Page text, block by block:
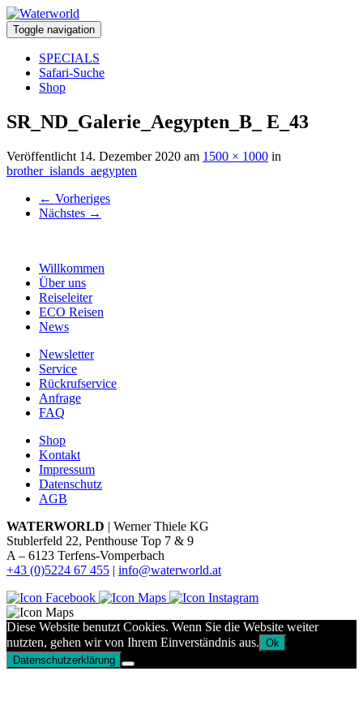
Toggle navigation
SPECIALS
Safari-Suche
Shop
SR_ND_Galerie_Aegypten_B_ E_43
Veröffentlicht 14. Dezember 2020 am 1500 × 1000 in
brother_islands_aegypten
← Vorheriges
Nächstes →
Willkommen
Über uns
Reiseleiter
ECO Reisen
News
Newsletter
Service
Rückrufservice
Anfrage
FAQ
Shop
Kontakt
Impressum
Datenschutz
AGB
WATERWORLD | Werner Thiele KG
Stublerfeld 22, Penthouse Top 7 & 9
A – 6123 Terfens-Vomperbach
+43 (0)5224 67 455 | info@waterworld.at
Diese Website benutzt Cookies. Wenn Sie die Website weiter
nutzten, gehen wir von Ihrem Einverständnis aus. Ok
Datenschutzerklärung